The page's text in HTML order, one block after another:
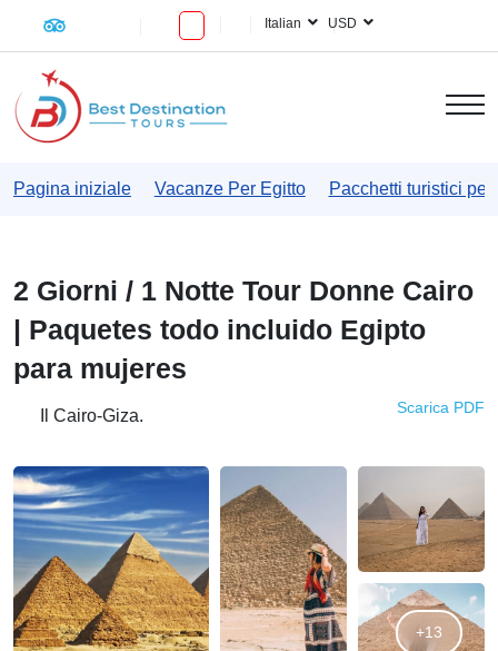
Italian USD
Pagina iniziale Vacanze Per Egitto Pacchetti turistici
2 Giorni / 1 Notte Tour Donne Cairo
| Paquetes todo incluido Egipto
para mujeres
Il Cairo-Giza. Scarica PDF
+13